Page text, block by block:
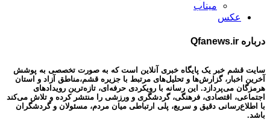
میناب
عکس
درباره Qfanews.ir
سایت قشم خبر یک پایگاه خبری آنلاین است که به صورت تخصصی به پوشش
آخرین اخبار، گزارش‌ها و تحلیل‌های مرتبط با جزیره قشم،مناطق آزاد و استان
هرمزگان می‌پردازد. این رسانه با رویکردی حرفه‌ای، تازه‌ترین رویدادهای
اجتماعی، اقتصادی، فرهنگی، گردشگری و ورزشی را منتشر کرده و تلاش می‌کند
با اطلاع‌رسانی دقیق و سریع، پلی ارتباطی میان مردم، مسئولان و گردشگران
باشد.